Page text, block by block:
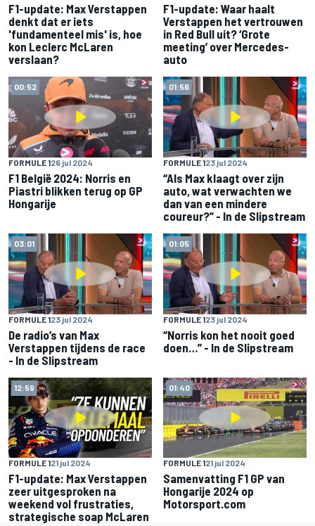
F1-update: Max Verstappen
denkt dat er iets
'fundamenteel mis' is, hoe
kon Leclerc McLaren
verslaan?
F1-update: Waar haalt
Verstappen het vertrouwen
in Red Bull uit? ‘Grote
meeting’ over Mercedes-
auto
00:52
FORMULE 126 jul 2024
F1 België 2024: Norris en
Piastri blikken terug op GP
Hongarije
01:56
FORMULE 123 jul 2024
“Als Max klaagt over zijn
auto, wat verwachten we
dan van een mindere
coureur?” - In de Slipstream
03:01
FORMULE 123 jul 2024
De radio’s van Max
Verstappen tijdens de race
- In de Slipstream
01:05
FORMULE 123 jul 2024
“Norris kon het nooit goed
doen…” - In de Slipstream
12:59
FORMULE 121 jul 2024
F1-update: Max Verstappen
zeer uitgesproken na
weekend vol frustraties,
strategische soap McLaren
01:40
FORMULE 121 jul 2024
Samenvatting F1 GP van
Hongarije 2024 op
Motorsport.com